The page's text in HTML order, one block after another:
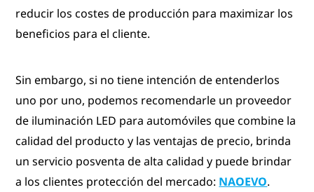
reducir los costes de producción para maximizar los
beneficios para el cliente.
Sin embargo, si no tiene intención de entenderlos
uno por uno, podemos recomendarle un proveedor
de iluminación LED para automóviles que combine la
calidad del producto y las ventajas de precio, brinda
un servicio posventa de alta calidad y puede brindar
a los clientes protección del mercado: NAOEVO.